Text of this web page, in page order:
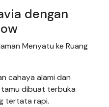
dengan
Menyatu ke Ruang
cahaya alami dan
tamu dibuat terbuka
tertata rapi.